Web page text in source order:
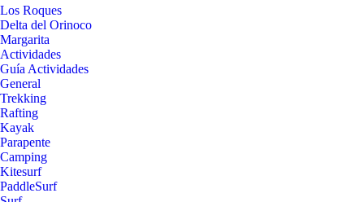
Los Roques
Delta del Orinoco
Margarita
Actividades
Guía Actividades
General
Trekking
Rafting
Kayak
Parapente
Camping
Kitesurf
PaddleSurf